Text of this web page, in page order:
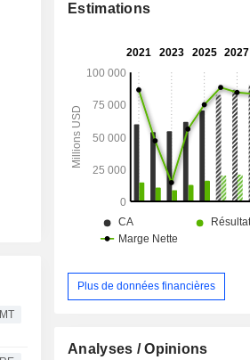
MT
Estimations
Plus de données financières
Analyses / Opinions